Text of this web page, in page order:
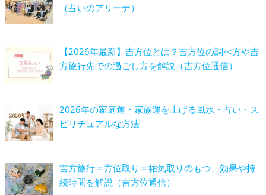
（占いのアリーナ）
【2026年最新】吉方位とは？吉方位の調べ方や吉
方旅行先での過ごし方を解説（吉方位通信）
2026年の家庭運・家族運を上げる風水・占い・ス
ピリチュアルな方法
吉方旅行＝方位取り＝祐気取りのもつ、効果や持
続時間を解説（吉方位通信）